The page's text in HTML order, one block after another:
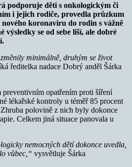
podporuje děti s onkologickým či
i jejich rodiče, provedla průzkum
nového koronaviru do rodin s vážně
výsledky se od sebe liší, ale dobré
minimálně, druhým se život
ředitelka nadace Dobrý anděl Šárka
opatřením proti šíření
lékařské kontroly u téměř 85 procent
polovině z nich byly dokonce
Celkem jiná situace panovala u
nemocných dětí dokonce uvedla,
vůbec,“ vysvětluje Šárka